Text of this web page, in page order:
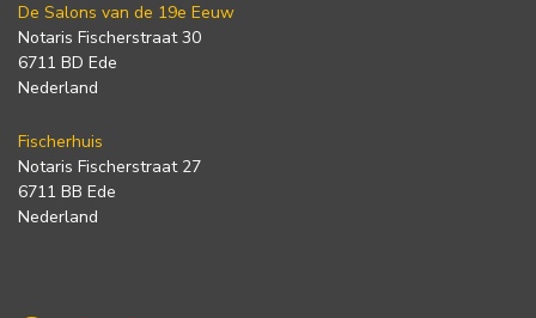
De Salons van de 19e Eeuw
Notaris Fischerstraat 30
6711 BD Ede
Nederland
Fischerhuis
Notaris Fischerstraat 27
6711 BB Ede
Nederland